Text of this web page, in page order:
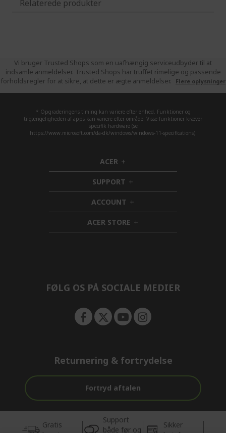
Relaterede produkter
Vi bruger Trusted Shops som en uafhængig serviceudbyder til at
indsamle anmeldelser. Trusted Shops har truffet rimelige og passende
forholdsregler for at sikre, at dette er ægte anmeldelser.
Flere oplysninger
* Opgraderingens timing kan variere efter enhed. Funktioner og
tilgængeligheden af apps kan variere efter område. Visse funktioner kræver
specifik hardware (se
https://www.microsoft.com/da-dk/windows/windows-11-specifications).
ACER h
i
d
d
e
n
SUPPORT h
i
d
e
n
ACCOUNT h
i
d
d
ACER STORE h
i
FØLG OS PÅ SOCIALE MEDIER
Returnering & fortrydelse
Fortryd aftalen
Gratis
Support
både før og
Sikker